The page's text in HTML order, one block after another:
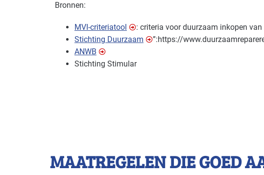
Bronnen:
MVI-criteriatool
: criteria voor duurzaam inkopen
Stichting Duurzaam
”:https://
ANWB
Stichting Stimular
MAATREGELEN DIE GOED